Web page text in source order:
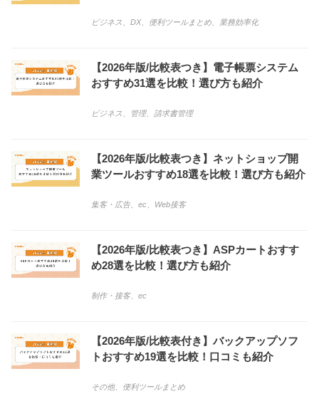
ビジネス DX、 便利ツールまとめ 業務効率化
【2026年版/比較表つき】電子帳票システム
おすすめ31選を比較！選び方も紹介
ビジネス 管理、 請求書管理
【2026年版/比較表つき】ネットショップ開
業ツールおすすめ18選を比較！選び方も紹介
集客・広告、 ec Web接客
【2026年版/比較表つき】ASPカートおすす
め28選を比較！選び方も紹介
制作・接客、 ec
【2026年版/比較表付き】バックアップソフ
トおすすめ19選を比較！口コミも紹介
その他、 便利ツールまとめ